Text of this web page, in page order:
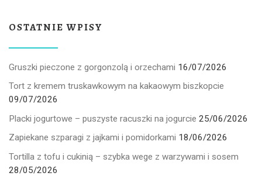
OSTATNIE WPISY
Gruszki pieczone z gorgonzolą i orzechami 16/07/2026
Tort z kremem truskawkowym na kakaowym biszkopcie
09/07/2026
Placki jogurtowe – puszyste racuszki na jogurcie 25/06/2026
Zapiekane szparagi z jajkami i pomidorkami 18/06/2026
Tortilla z tofu i cukinią – szybka wege z warzywami i sosem
28/05/2026